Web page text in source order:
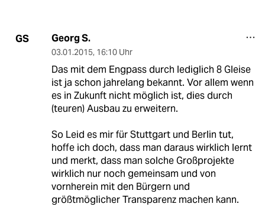
GS Georg S.
03.01.2015, 16:10 Uhr
Das mit dem Engpass durch lediglich 8 Gleise
ist ja schon jahrelang bekannt. Vor allem wenn
es in Zukunft nicht möglich ist, dies durch
(teuren) Ausbau zu erweitern.
So Leid es mir für Stuttgart und Berlin tut,
hoffe ich doch, dass man daraus wirklich lernt
und merkt, dass man solche Großprojekte
wirklich nur noch gemeinsam und von
vornherein mit den Bürgern und
größtmöglicher Transparenz machen kann.